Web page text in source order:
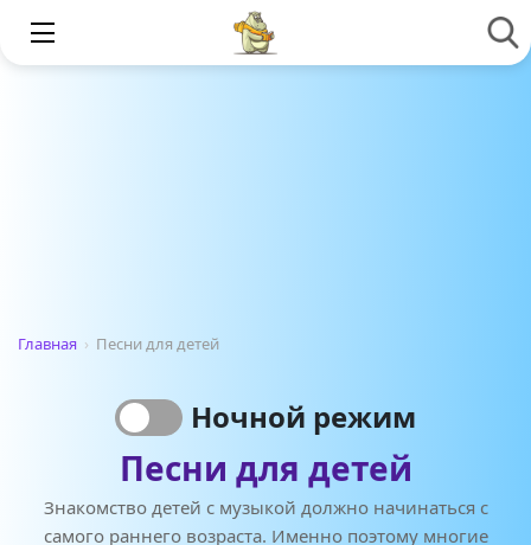
Главная › Песни для детей
Ночной режим
Песни для детей
Знакомство детей с музыкой должно начинаться с
самого раннего возраста. Именно поэтому многие